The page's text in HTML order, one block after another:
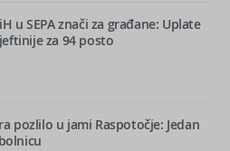
u SEPA znači za građane: Uplate
za 94 posto
pozlilo u jami Raspotočje: Jedan